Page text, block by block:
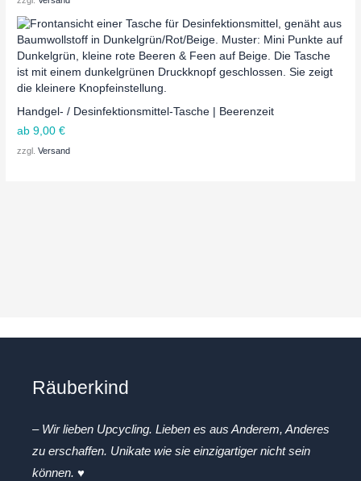
Handgel- / Desinfektionsmittel-Tasche | Beerenzeit
ab 9,00€
zzgl.Versand
Räuberkind
– Wir lieben Upcycling. Lieben es aus Anderem, Anderes
zu erschaffen. Unikate wie sie einzigartiger nicht sein
können. ♥